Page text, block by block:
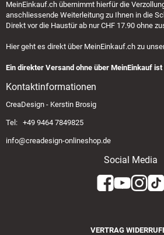
MeinEinkauf.ch übernimmt hierfür die
anschliessende Weiterleitung zu Ihnen in die
Direkt vor die Haustür ab nur CHF 17.90 ohne
Hier geht es direkt über MeinEinkauf.ch zu
Ein direkter Versand ohne über MeinEinkauf
Kontaktinformationen
CreaDesign - Kerstin Brosig
Tel: +49 9464 7849825
info@creadesign-onlineshop.de
Social Media
VERTRAG